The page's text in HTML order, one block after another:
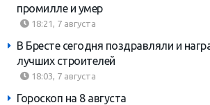
промилле и умер
18:21, 7 августа
В Бресте сегодня поздравляли и
лучших строителей
18:03, 7 августа
Гороскоп на 8 августа